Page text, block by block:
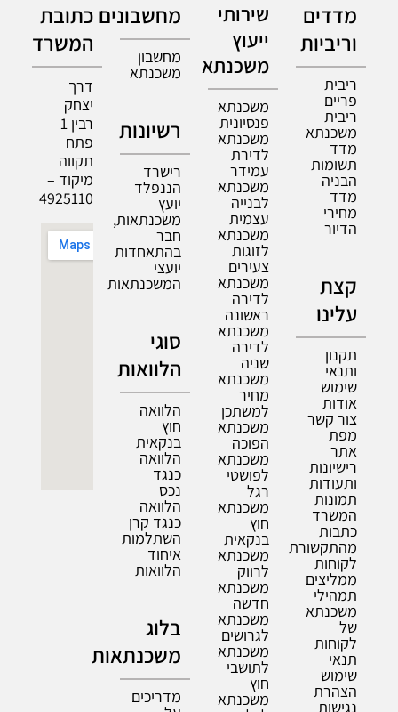
מדדים
וריביות
ריבית
פריים
ריבית
משכנתא
מדד
תשומות
הבניה
מדד
מחירי
הדיור
קצת
עלינו
תקנון
ותנאי
שימוש
אודות
צור קשר
מפת
אתר
רישיונות
ותעודות
תמונות
המשרד
כתבות
מהתקשורת
לקוחות
ממליצים
תמהילי
משכנתא
של
לקוחות
תנאי
שימוש
הצהרת
נגישות
שירותי
ייעוץ
משכנתא
משכנתא
פנסיונית
משכנתא
לדירת
עמידר
משכנתא
לבנייה
עצמית
משכנתא
לזוגות
צעירים
משכנתא
לדירה
ראשונה
משכנתא
לדירה
שניה
משכנתא
מחיר
למשתכן
משכנתא
הפוכה
משכנתא
לפושטי
רגל
משכנתא
חוץ
בנקאית
משכנתא
לרווק
משכנתא
חדשה
משכנתא
לגרושים
משכנתא
לתושבי
חוץ
משכנתא
מחשבונים
מחשבון
משכנתא
רשיונות
רישרד
הננפלד
יועץ
משכנתאות,
חבר
בהתאחדות
יועצי
המשכנתאות
סוגי
הלוואות
הלוואה
חוץ
בנקאית
הלוואה
כנגד
נכס
הלוואה
כנגד קרן
השתלמות
איחוד
הלוואות
בלוג
משכנתאות
מדריכים
כתובת
המשרד
דרך
יצחק
רבין 1
פתח
תקווה
מיקוד –
4925110